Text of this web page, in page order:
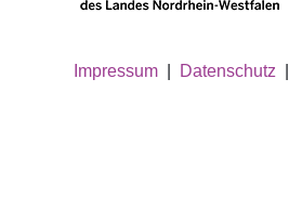
Impressum Datenschutz